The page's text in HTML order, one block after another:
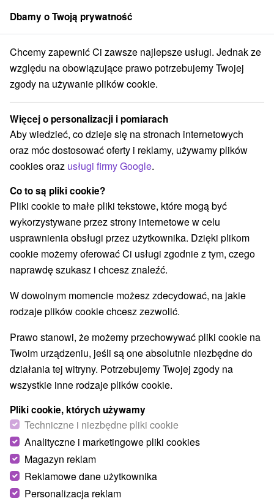
członek grupySorger
na Słowacji Bony wakacyjne na Słowacji Bratysława i okolice
Najtańsze bony wakacyjne na
Słowacji Bratysława i okolice
Kategorie
Wszystkie kategorie
Pobyty z rabatem
Wellness pobyty(2) Wyjazdy weekendowe
Wakacje rodzinne(1)
Wybierz lokalizację lub datę
Najlepiej sprzedające
Wsie i miasta
Senec(1) Modra(1)
NAJTAŃSZE NAJDROŻSZE
Dbamy o Twoją prywatność
Chcemy zapewnić Ci zawsze najlepsze usługi. Jednak ze
względu na obowiązujące prawo potrzebujemy Twojej
zgody na używanie plików cookie.
Więcej o personalizacji i pomiarach
Aby wiedzieć, co dzieje się na stronach internetowych
oraz móc dostosować oferty i reklamy, używamy plików
cookies oraz usługi firmy Google.
Co to są pliki cookie?
Pliki cookie to małe pliki tekstowe, które mogą być
wykorzystywane przez strony internetowe w celu
usprawnienia obsługi przez użytkownika. Dzięki plikom
cookie możemy oferować Ci usługi zgodnie z tym, czego
naprawdę szukasz i chcesz znaleźć.
W dowolnym momencie możesz zdecydować, na jakie
rodzaje plików cookie chcesz zezwolić.
Prawo stanowi, że możemy przechowywać pliki cookie na
Twoim urządzeniu, jeśli są one absolutnie niezbędne do
działania tej witryny. Potrzebujemy Twojej zgody na
wszystkie inne rodzaje plików cookie.
Pliki cookie, których używamy
Techniczne i niezbędne pliki cookie
Analityczne i marketingowe pliki cookies
Magazyn reklam
Reklamowe dane użytkownika
Personalizacja reklam